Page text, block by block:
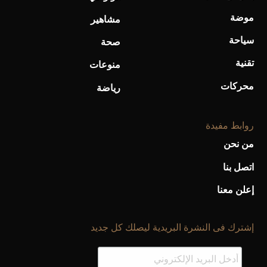
موضة
سياحة
تقنية
محركات
مشاهير
صحة
منوعات
رياضة
روابط مفيدة
من نحن
اتصل بنا
إعلن معنا
إشترك فى النشرة البريدية ليصلك كل جديد